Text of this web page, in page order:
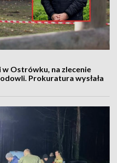
w Ostrówku, na zlecenie
Prokuratura wysłała